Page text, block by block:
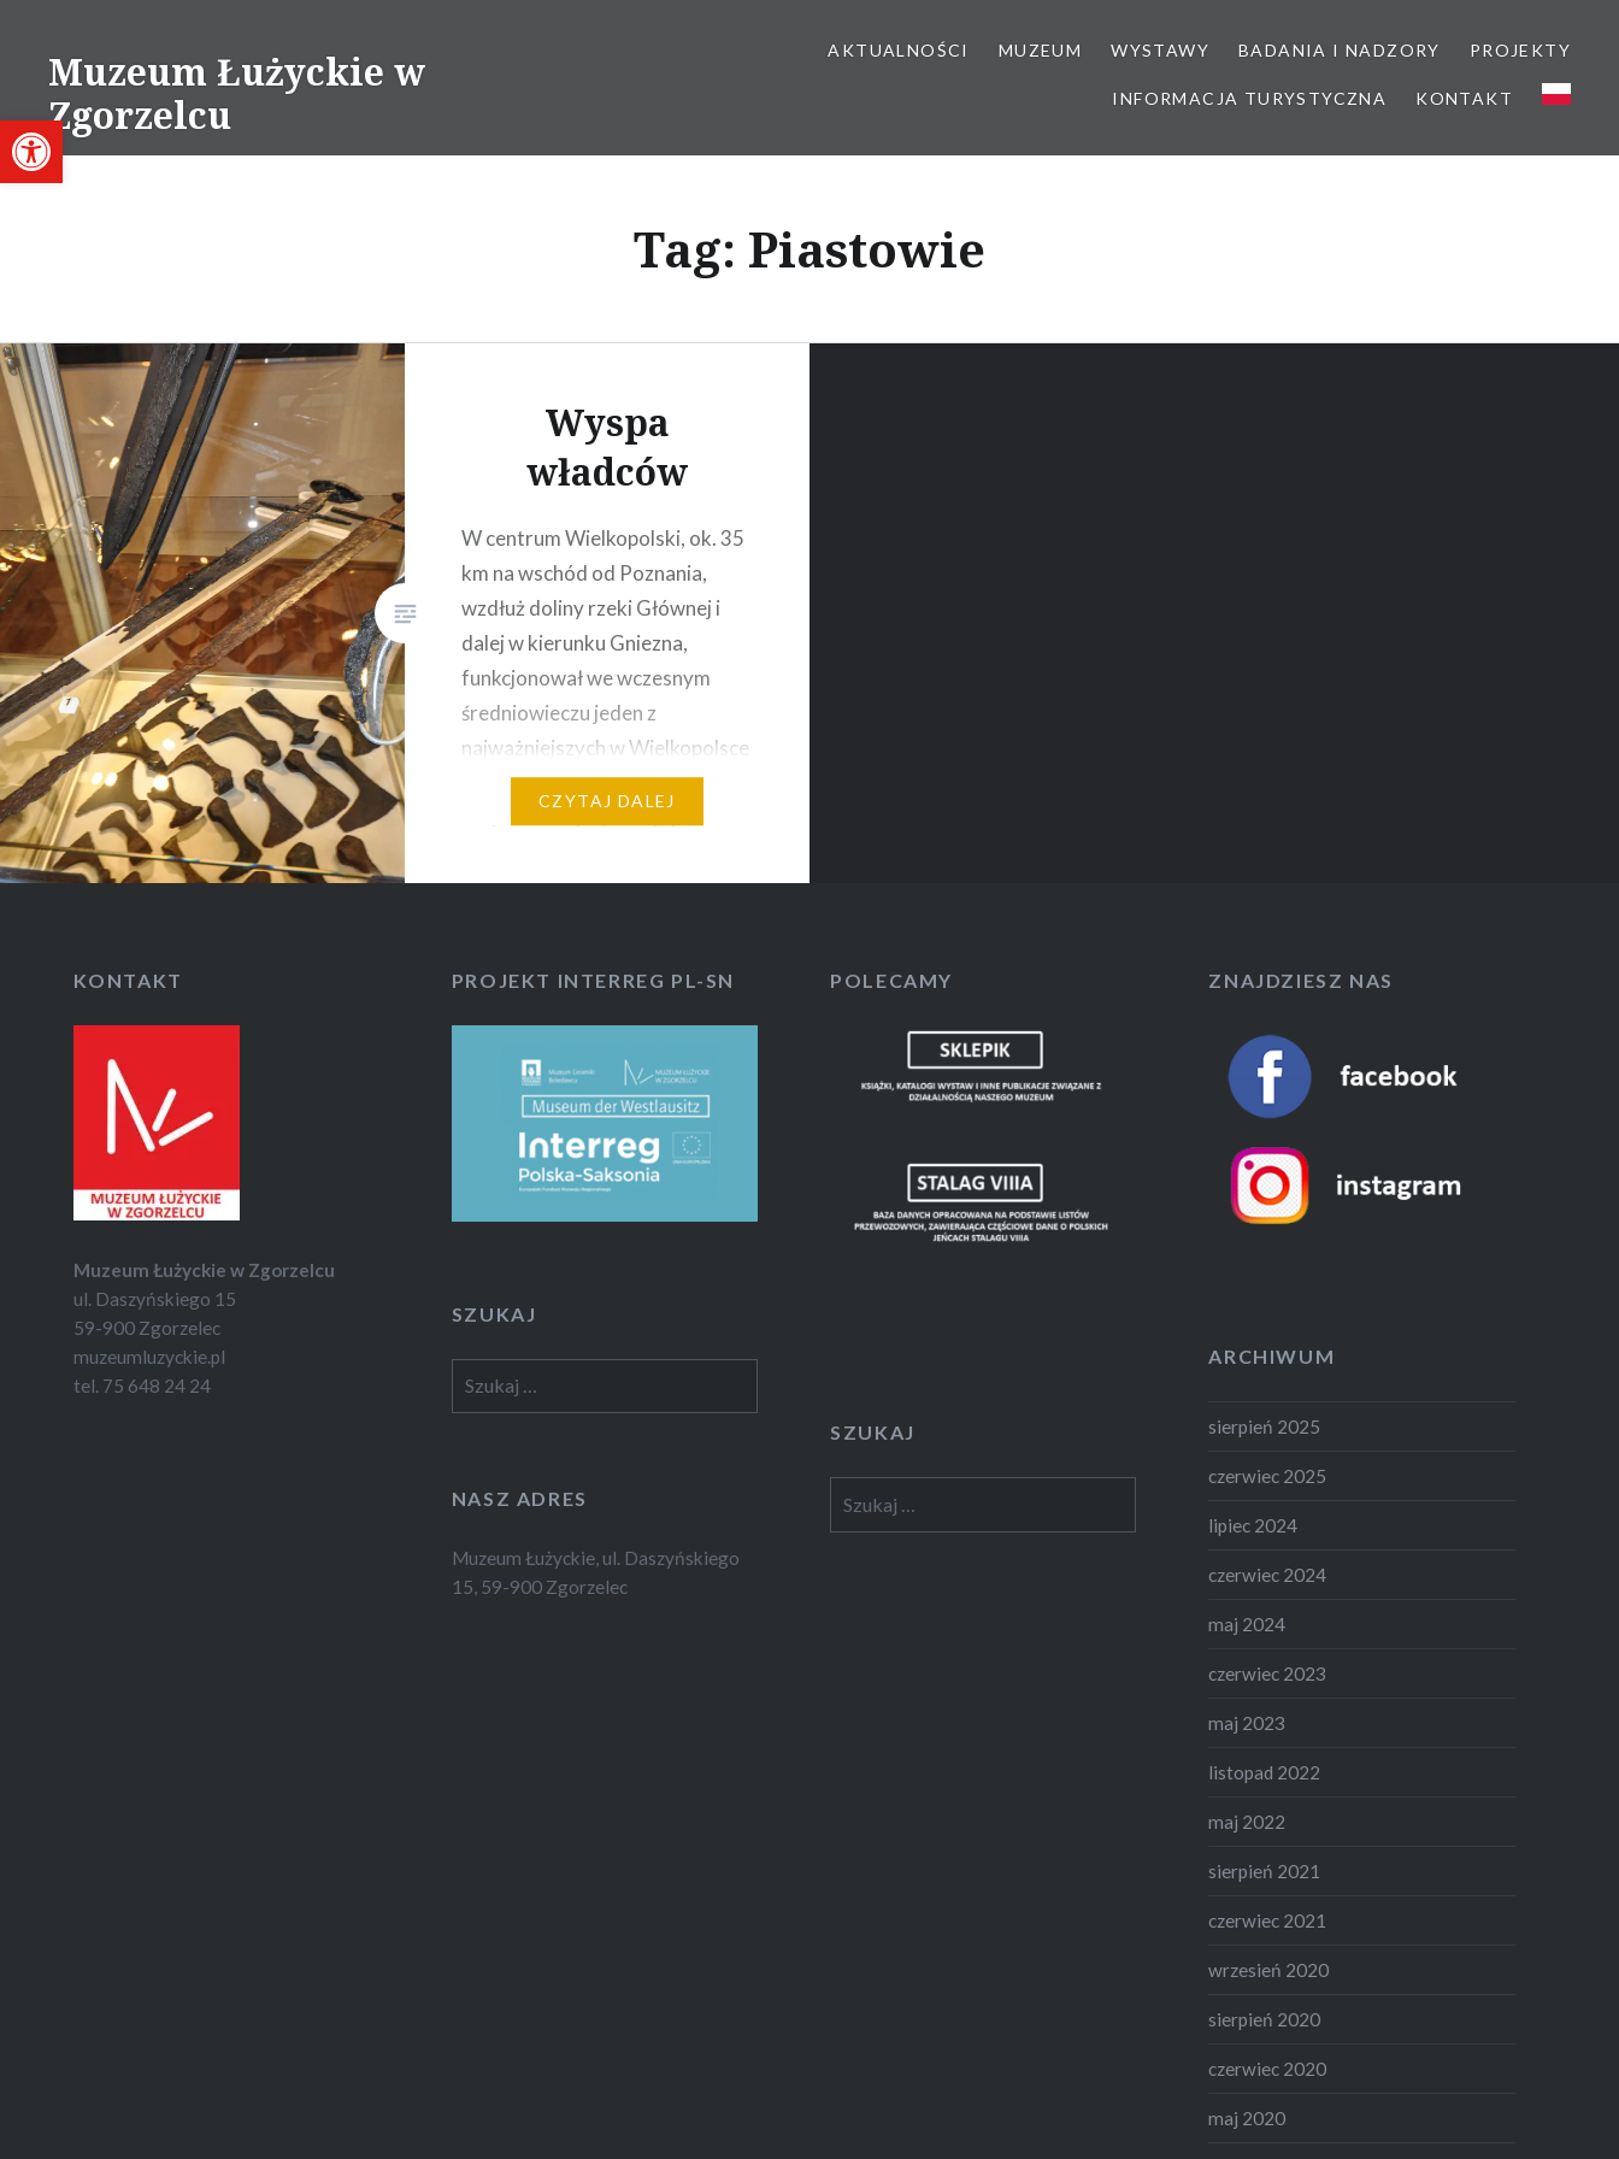
Otwórz pasek narzędzi
Muzeum Łużyckie w
Zgorzelcu
AKTUALNOŚCI MUZEUM WYSTAWY BADANIA I NADZORY PROJEKTY
INFORMACJA TURYSTYCZNA KONTAKT
Tag: Piastowie
Wyspa
władców
W centrum Wielkopolski, ok. 35
km na wschód od Poznania,
wzdłuż doliny rzeki Głównej i
dalej w kierunku Gniezna,
funkcjonował we wczesnym
średniowieczu jeden z
najważniejszych w Wielkopolsce
regionów ziemi Polan. Na
w IX/X w. powstał gród, który z
CZYTAJ DALEJ
KONTAKT
Muzeum Łużyckie w Zgorzelcu
ul. Daszyńskiego 15
59-900 Zgorzelec
muzeumluzyckie.pl
tel. 75 648 24 24
PROJEKT INTERREG PL-SN POLECAMY ZNAJDZIESZ NAS
SZUKAJ
ARCHIWUM
sierpień 2025
czerwiec 2025
lipiec 2024
czerwiec 2024
maj 2024
czerwiec 2023
maj 2023
listopad 2022
maj 2022
sierpień 2021
czerwiec 2021
wrzesień 2020
sierpień 2020
czerwiec 2020
maj 2020
SZUKAJ
NASZ ADRES
Muzeum Łużyckie, ul. Daszyńskiego
15, 59-900 Zgorzelec